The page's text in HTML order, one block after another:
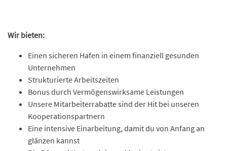
Wir bieten:
Einen sicheren Hafen in einem finanziell gesunden
Unternehmen
Strukturierte Arbeitszeiten
Bonus durch Vermögenswirksame Leistungen
Unsere Mitarbeiterrabatte sind der Hit bei unseren
Kooperationspartnern
Eine intensive Einarbeitung, damit du von Anfang an
glänzen kannst